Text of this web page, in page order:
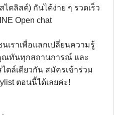
ไตลิสต์) กันได้ง่าย ๆ รวดเร็ว
Open chat
เราเพื่อแลกเปลี่ยนความรู้
ณทันทุกสถานการณ์ และ
ตล์เดียวกัน สมัครเข้าร่วม
ตอนนี้ได้เลยค่ะ!